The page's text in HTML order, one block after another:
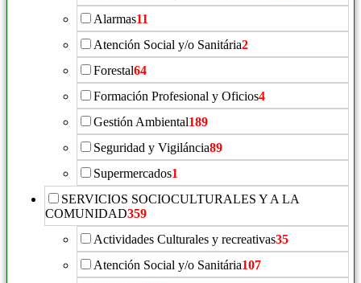
Alarmas11
Atención Social y/o Sanitária2
Forestal64
Formación Profesional y Oficios4
Gestión Ambiental189
Seguridad y Vigiláncia89
Supermercados1
SERVICIOS SOCIOCULTURALES Y A LA
COMUNIDAD359
Actividades Culturales y recreativas35
Atención Social y/o Sanitária107